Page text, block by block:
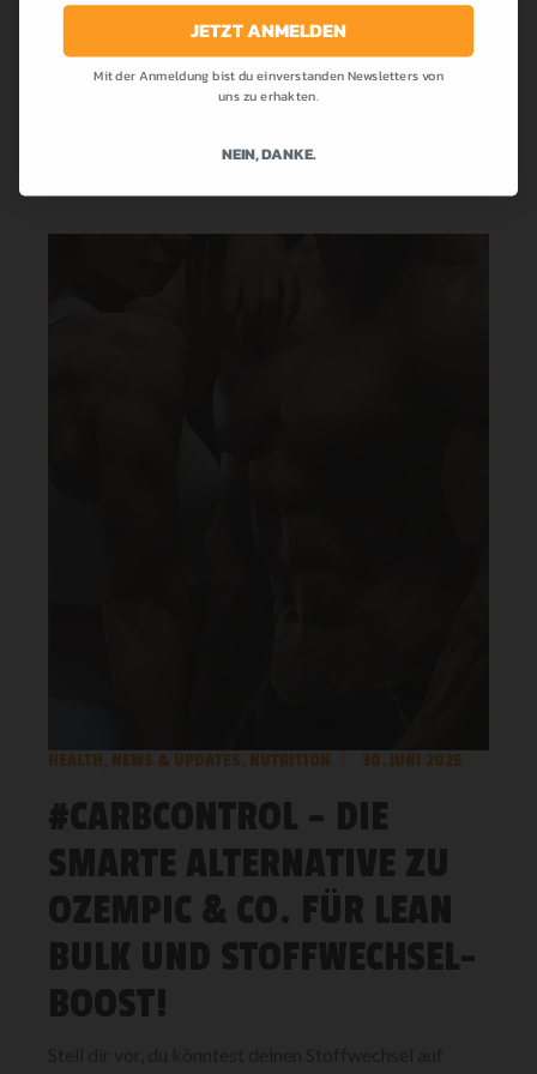
die bei uns allen so beliebt war! Cremig,...
HEALTH, NEWS & UPDATES, NUTRITION 30. JUNI 2025
#CARBCONTROL – DIE
SMARTE ALTERNATIVE ZU
OZEMPIC & CO. FÜR LEAN
BULK UND STOFFWECHSEL-
BOOST!
JETZT ANMELDEN
Mit der Anmeldung bist du einverstanden Newsletters von
uns zu erhakten.
NEIN, DANKE.